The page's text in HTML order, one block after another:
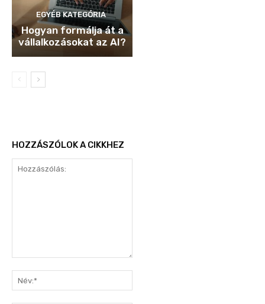
EGYÉB KATEGÓRIA
Hogyan formálja át a
vállalkozásokat az AI?
HOZZÁSZÓLOK A CIKKHEZ